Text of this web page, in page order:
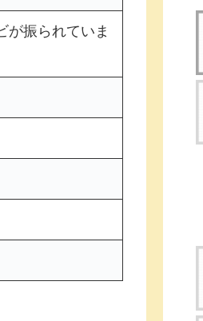
が振られていま